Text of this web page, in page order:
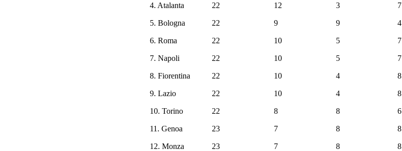
4. Atalanta 22 12 3 7
5. Bologna 22 9 9 4
6. Roma 22 10 5 7
7. Napoli 22 10 5 7
8. Fiorentina 22 10 4 8
9. Lazio 22 10 4 8
10. Torino 22 8 8 6
11. Genoa 23 7 8 8
12. Monza 23 7 8 8